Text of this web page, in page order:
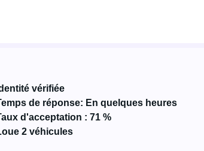
vérifiée
de réponse: En quelques heures
d'acceptation : 71 %
2 véhicules